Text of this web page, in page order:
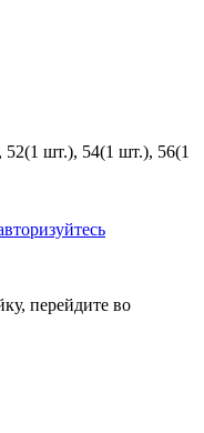
шт.), 54(1 шт.), 56(1
перейдите во